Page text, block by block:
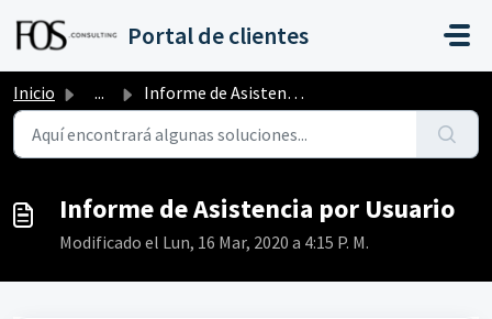
Portal de clientes
Inicio ... Informe de Asistencia por Usuario
Informe de Asistencia por Usuario
Modificado el Lun, 16 Mar, 2020 a 4:15 P. M.